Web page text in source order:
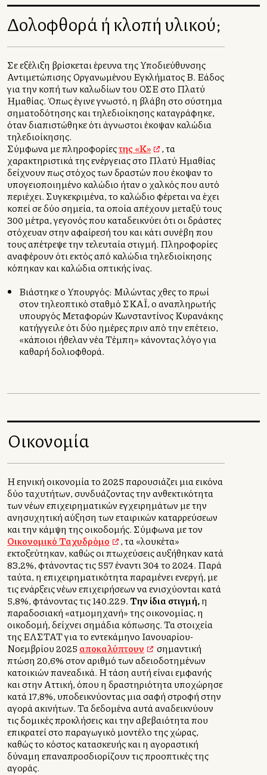
Δολοφθορά ή κλοπή υλικού;
Σε εξέλιξη βρίσκεται έρευνα της Υποδιεύθυνσης
Αντιμετώπισης Οργανωμένου Εγκλήματος Β. Ελλάδος
για την κοπή των καλωδίων του ΟΣΕ στο Πλατύ
Ημαθίας. Όπως έγινε γνωστό, η βλάβη στο σύστημα
σηματοδότησης και τηλεδιοίκησης καταγράφηκε,
όταν διαπιστώθηκε ότι άγνωστοι έκοψαν καλώδια
τηλεδιοίκησης.
Σύμφωνα με πληροφορίεςτης «Κ»
, τα
χαρακτηριστικά της ενέργειας στο Πλατύ Ημαθίας
δείχνουν πως στόχος των δραστών που έκοψαν το
υπογειοποιημένο καλώδιο ήταν ο χαλκός που αυτό
περιέχει. Συγκεκριμένα, το καλώδιο φέρεται να έχει
κοπεί σε δύο σημεία, τα οποία απέχουν μεταξύ τους
300 μέτρα, γεγονός που καταδεικνύει ότι οι δράστες
στόχευαν στην αφαίρεσή του και κάτι συνέβη που
τους απέτρεψε την τελευταία στιγμή. Πληροφορίες
αναφέρουν ότι εκτός από καλώδια τηλεδιοίκησης
κόπηκαν και καλώδια οπτικής ίνας.
Βιάστηκε ο Υπουργός: Μιλώντας χθες το πρωί
στον τηλεοπτικό σταθμό ΣΚΑΪ, ο αναπληρωτής
υπουργός Μεταφορών Κωνσταντίνος Κυρανάκης
κατήγγειλε ότι δύο ημέρες πριν από την επέτειο,
«κάποιοι ήθελαν νέα Τέμπη» κάνοντας λόγο για
καθαρή δολιοφθορά.
Οικονομία
Η ελληνική οικονομία το 2025 παρουσιάζει μια εικόνα
δύο ταχυτήτων, συνδυάζοντας την ανθεκτικότητα
των νέων επιχειρηματικών εγχειρημάτων με την
ανησυχητική αύξηση των εταιρικών καταρρεύσεων
και την κάμψη της οικοδομής. Σύμφωνα με τον
Οικονομικό Ταχυδρόμο
, τα «λουκέτα»
εκτοξεύτηκαν, καθώς οι πτωχεύσεις αυξήθηκαν κατά
83,2%, φτάνοντας τις 557 έναντι 304 το 2024. Παρά
ταύτα, η επιχειρηματικότητα παραμένει ενεργή, με
τις ενάρξεις νέων επιχειρήσεων να ενισχύονται κατά
5,8%, φτάνοντας τις 140.229. Την ίδια στιγμή,η
παραδοσιακή «ατμομηχανή» της οικονομίας, η
οικοδομή, δείχνει σημάδια κόπωσης. Τα στοιχεία
της ΕΛΣΤΑΤ για το εντεκάμηνο Ιανουαρίου-
Νοεμβρίου 2025 αποκαλύπτουν
σημαντική
πτώση 20,6% στον αριθμό των αδειοδοτημένων
κατοικιών πανελλαδικά. Η τάση αυτή είναι εμφανής
και στην Αττική, όπου η δραστηριότητα υποχώρησε
κατά 17,8%, υποδεικνύοντας μια σαφή στροφή στην
αγορά ακινήτων. Τα δεδομένα αυτά αναδεικνύουν
τις δομικές προκλήσεις και την αβεβαιότητα που
επικρατεί στο παραγωγικό μοντέλο της χώρας,
καθώς το κόστος κατασκευής και η αγοραστική
δύναμη επαναπροσδιορίζουν τις προοπτικές της
αγοράς.